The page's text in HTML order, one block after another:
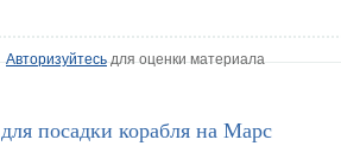
Авторизуйтесьдля оценки материала
посадки корабля на Марс